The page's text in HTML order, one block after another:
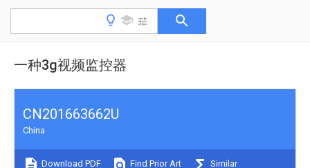
一种3g视频监控器
CN201663662U
China
Download PDF Find Prior Art Similar